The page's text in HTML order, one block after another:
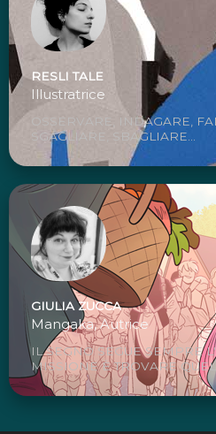
RESLI TALE
Illustratrice
OSSERVARE, INDAGARE,
SGAGLIARE, SBAGLIARE...
GIULIA ZUCCA
Mangaka, Autrice
IL SEGNO SEGUE SEMPRE
MISSIONE È TROVARE